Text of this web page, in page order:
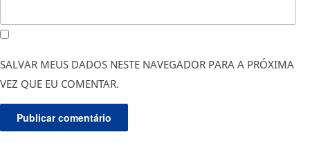
SALVAR MEUS DADOS NESTE NAVEGADOR PARA A PRÓXIMA
VEZ QUE EU COMENTAR.